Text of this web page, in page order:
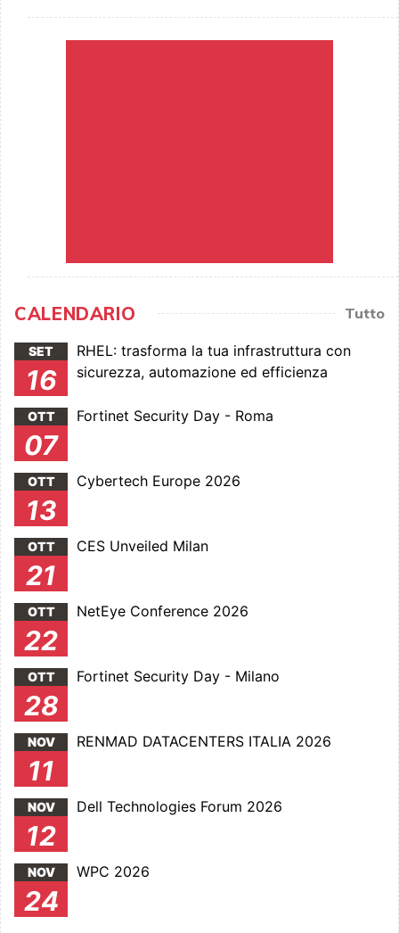
CALENDARIO Tutto
SET
16
RHEL: trasforma la tua infrastruttura con
sicurezza, automazione ed efficienza
OTT
07
Fortinet Security Day - Roma
OTT
13
Cybertech Europe 2026
OTT
21
CES Unveiled Milan
OTT
22
NetEye Conference 2026
OTT
28
Fortinet Security Day - Milano
NOV
11
RENMAD DATACENTERS ITALIA 2026
NOV
12
Dell Technologies Forum 2026
NOV
24
WPC 2026